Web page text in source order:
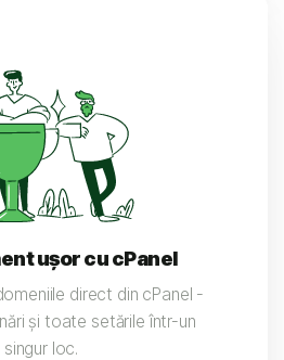
ușor cu cPanel
direct din cPanel -
și toate setările într-un
singur loc.